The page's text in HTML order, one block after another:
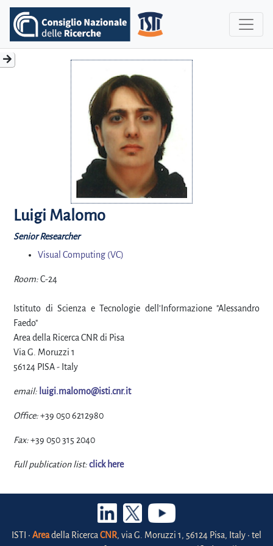
Luigi Malomo
Senior Researcher
Visual Computing (VC)
Room:C-24
Istituto di Scienza e Tecnologie dell'Informazione "Alessandro
Faedo"
Area della Ricerca CNR di Pisa
Via G. Moruzzi 1
56124 PISA - Italy
email: luigi.malomo@isti.cnr.it
Office:+39 050 6212980
Fax:+39 050 315 2040
Full publication list:click here
ISTI • Areadella RicercaCNR, via G. Moruzzi 1, 56124 Pisa, Italy • tel